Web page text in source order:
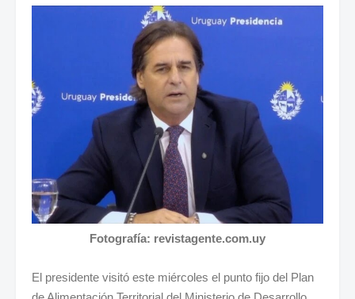
Fotografía: revistagente.com.uy
El presidente visitó este miércoles el punto fijo del Plan